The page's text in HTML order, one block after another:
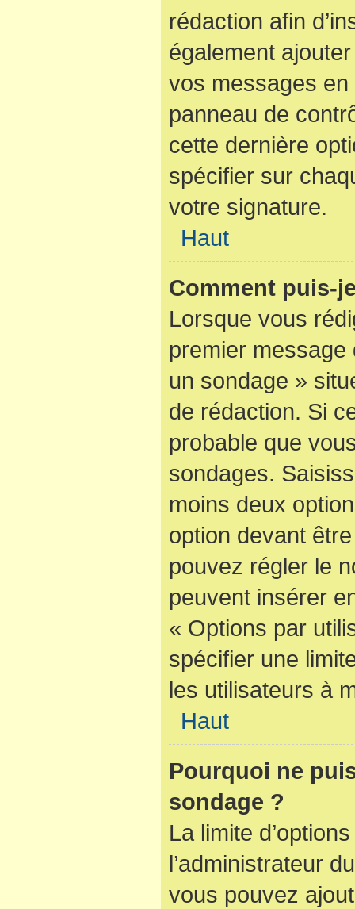
rédaction afin
également
vos messages
panneau de
cette dernière
spécifier sur
votre signature.
Haut
Comment puis-
Lorsque vous
premier message
un sondage »
de rédaction. Si
probable que
sondages.
moins deux
option devant
pouvez régler le
peuvent insérer
« Options par
spécifier une
les utilisateurs à
Haut
Pourquoi ne
sondage ?
La limite
l’administrateur
vous pouvez